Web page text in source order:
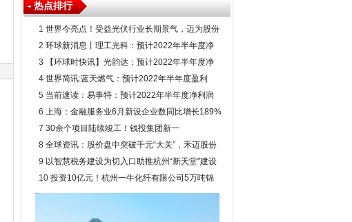
热点排行
1 世界今亮点！受益光伏行业长期景气，迈为股份
预计2022年半年度盈利3.3亿至4.2亿元
2 环球新消息丨理工光科：预计2022年半年度净
利润同比增长422.91%至512.6%
3
【环球时快讯】光韵达：预计2022年半年度净
利润同比最高增35%
4 世界简讯:蓝天燃气：预计2022年半年度盈利
3.20亿至3.60亿元
5 当前速读：易事特：预计2022年半年度净利润
同比最高增三成
6 上海：金融服务业6月新设企业数同比增长189%
7 30余个项目陆续竣工！钱投集团新一
轮“54580”项目行动计划启动
8 全球资讯：股价盘中突破千元“大关”，禾迈股份
成为目前A股第二只千元股
9 以智慧税务建设为切入口助推杭州“新天堂”建设
10 投资10亿元！杭州一牛化纤有限公司5万吨锦
纶纺织项目开工